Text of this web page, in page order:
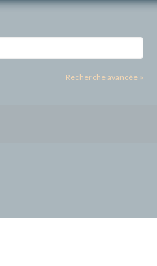
Recherche avancée »